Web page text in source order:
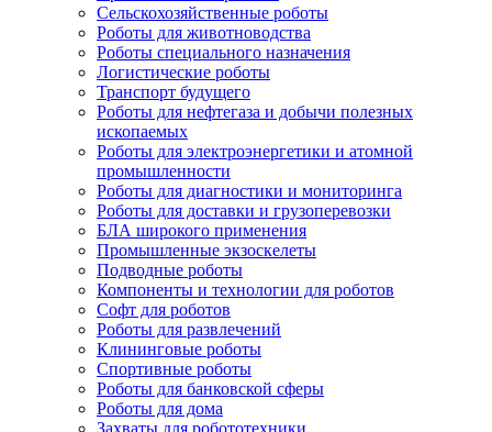
Сельскохозяйственные роботы
Роботы для животноводства
Роботы специального назначения
Логистические роботы
Транспорт будущего
Роботы для нефтегаза и добычи полезных
ископаемых
Роботы для электроэнергетики и атомной
промышленности
Роботы для диагностики и мониторинга
Роботы для доставки и грузоперевозки
БЛА широкого применения
Промышленные экзоскелеты
Подводные роботы
Компоненты и технологии для роботов
Софт для роботов
Роботы для развлечений
Клининговые роботы
Спортивные роботы
Роботы для банковской сферы
Роботы для дома
Захваты для робототехники